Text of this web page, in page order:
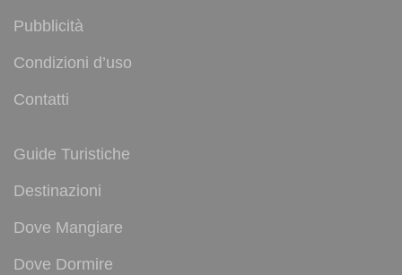
Pubblicità
Condizioni d’uso
Contatti
Guide Turistiche
Destinazioni
Dove Mangiare
Dove Dormire